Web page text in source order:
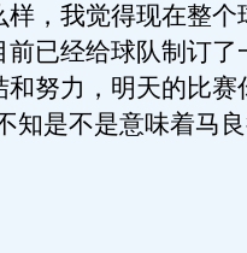
，我觉得现在整个
已经给球队制订了
努力，明天的比赛
知是不是意味着马